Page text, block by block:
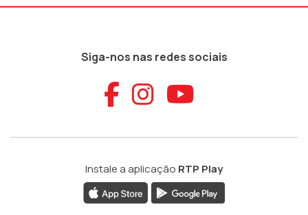
Siga-nos nas redes sociais
Aceder ao
Aceder ao
Aceder
Instale a aplicação RTP Play